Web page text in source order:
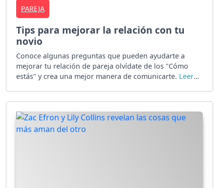
PAREJA
Tips para mejorar la relación con tu
novio
Conoce algunas preguntas que pueden ayudarte a
mejorar tu relación de pareja olvídate de los "Cómo
estás" y crea una mejor manera de comunicarte.